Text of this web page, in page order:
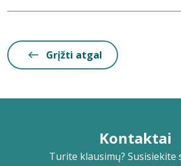
Grįžti atgal
Kontaktai
Turite klausimų? Susisiekite